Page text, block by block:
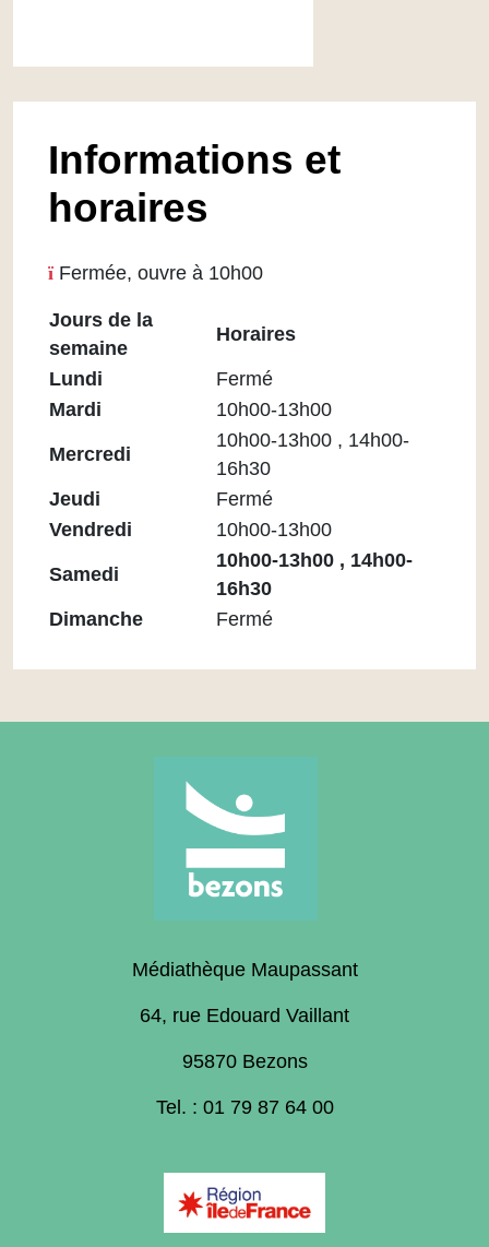
Informations et
horaires
Fermée, ouvre à 10h00
Horaires
Médiathèque
Jours de la
semaine
Horaires
Lundi
Fermé
Mardi
10h00-13h00
Mercredi
10h00-13h00 , 14h00-
16h30
Jeudi
Fermé
Vendredi
10h00-13h00
Samedi
10h00-13h00 , 14h00-
16h30
Dimanche
Fermé
Médiathèque Maupassant
64, rue Edouard Vaillant
95870 Bezons
Tel. : 01 79 87 64 00